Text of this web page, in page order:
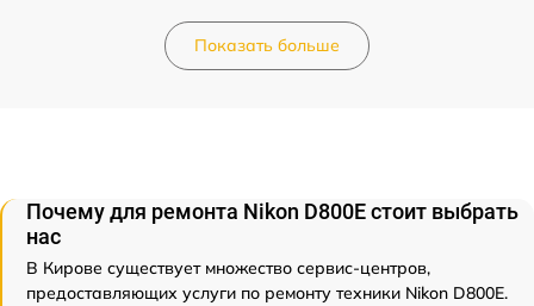
Показать больше
Почему для ремонта Nikon D800E стоит выбрать
нас
В Кирове существует множество сервис-центров,
предоставляющих услуги по ремонту техники Nikon D800E.